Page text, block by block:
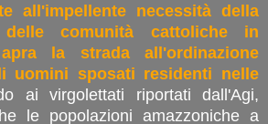
all'impellente necessità della
comunità cattoliche in
la strada all'ordinazione
uomini sposati residenti nelle
ai virgolettati riportati dall'Agi,
le popolazioni amazzoniche a